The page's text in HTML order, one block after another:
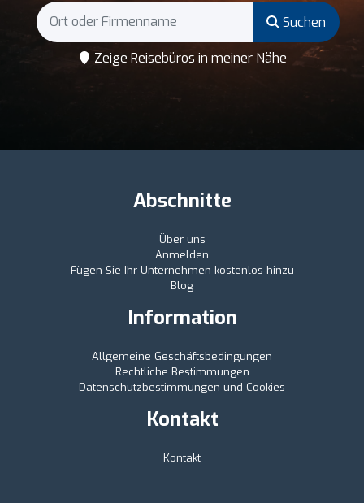
Suchen
Zeige Reisebüros in meiner Nähe
Abschnitte
Über uns
Anmelden
Fügen Sie Ihr Unternehmen kostenlos hinzu
Blog
Information
Allgemeine Geschäftsbedingungen
Rechtliche Bestimmungen
Datenschutzbestimmungen und Cookies
Kontakt
Kontakt